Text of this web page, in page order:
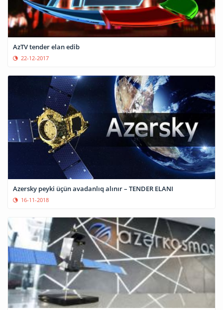
AzTV tender elan edib
22-12-2017
Azersky peyki üçün avadanlıq alınır – TENDER ELANI
16-11-2018